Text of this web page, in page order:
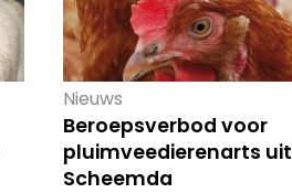
Nieuws
Beroepsverbod voor
pluimveedierenarts uit
Scheemda